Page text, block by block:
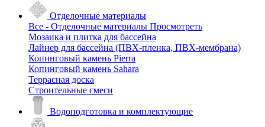
Отделочные материалы
Все - Отделочные материалы Просмотреть
Мозаика и плитка для бассейна
Лайнер для бассейна (ПВХ-пленка, ПВХ-мембрана)
Копинговый камень Pierra
Копинговый камень Sahara
Террасная доска
Строительные смеси
Водоподготовка и комплектующие